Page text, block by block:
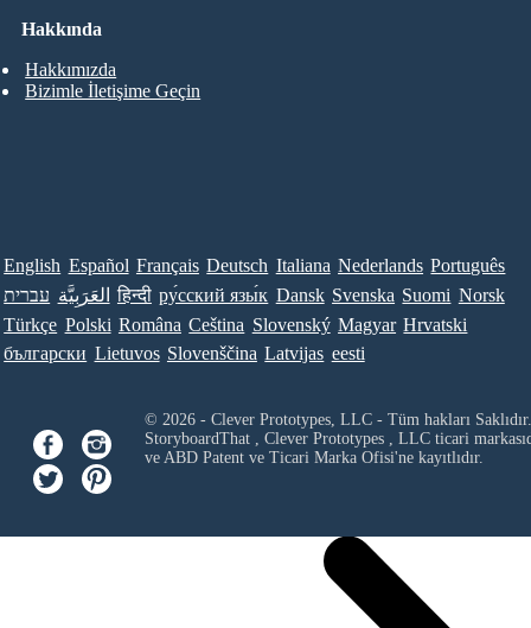
Hakkında
Hakkımızda
Bizimle İletişime Geçin
English Español Français Deutsch Italiana Nederlands Português
עברית العَرَبِيَّة हिन्दी ру́сский язы́к Dansk Svenska Suomi Norsk
Türkçe Polski Româna Ceština Slovenský Magyar Hrvatski
български Lietuvos Slovenščina Latvijas eesti
© 2026 - Clever Prototypes, LLC - Tüm hakları Saklıdır.
StoryboardThat , Clever Prototypes , LLCticari
ve ABD Patent ve Ticari Marka Ofisi'ne kayıtlıdır.